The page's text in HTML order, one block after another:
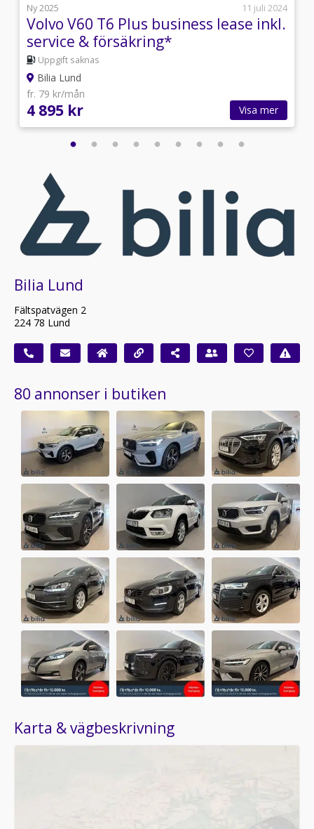
Ny 2025
11 juli 2024
Volvo V60 T6 Plus business lease inkl.
service & försäkring*
Uppgift saknas
Bilia Lund
fr. 79 kr/mån
4 895 kr Visa mer
Bilia Lund
Fältspatvägen 2
224 78 Lund
80 annonser i butiken
Karta & vägbeskrivning